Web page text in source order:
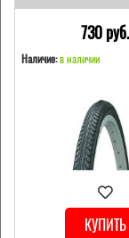
730 pуб.
Наличие:в наличии
КУПИТЬ